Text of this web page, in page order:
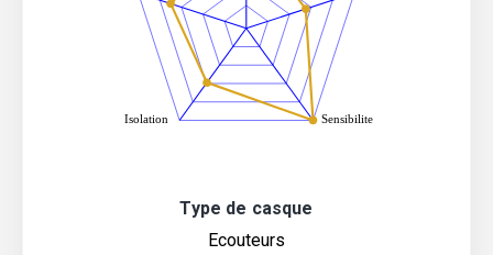
Type de casque
Ecouteurs